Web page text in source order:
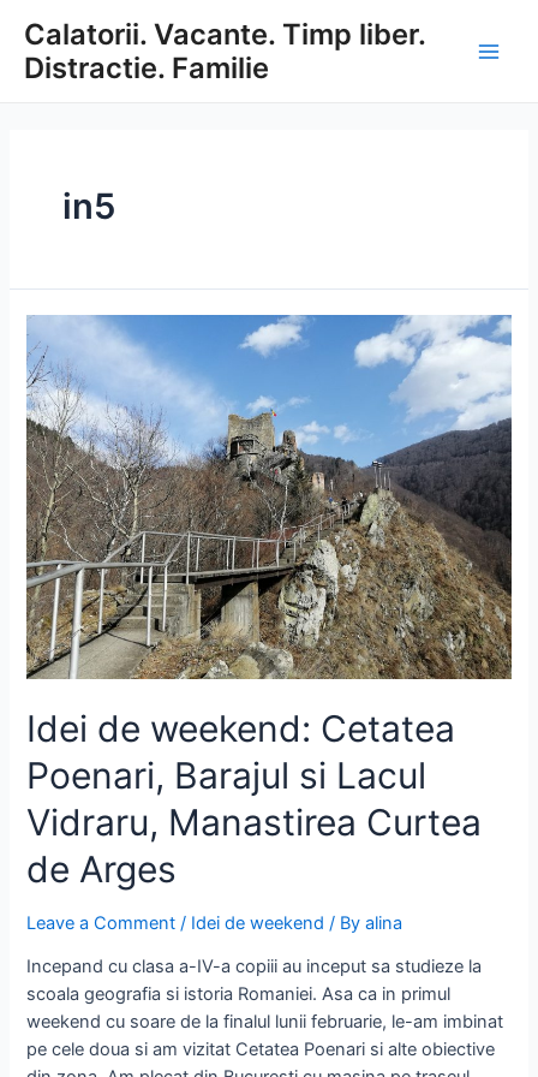
content
Calatorii. Vacante. Timp liber.
Distractie. Familie
in5
Idei de weekend: Cetatea
Poenari, Barajul si Lacul
Vidraru, Manastirea Curtea
de Arges
Leave a Comment / Idei de weekend / Byalina
Incepand cu clasa a-IV-a copiii au inceput sa studieze la
scoala geografia si istoria Romaniei. Asa ca in primul
weekend cu soare de la finalul lunii februarie, le-am imbinat
pe cele doua si am vizitat Cetatea Poenari si alte obiective